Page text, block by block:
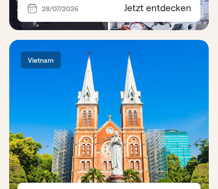
28/07/2026 Jetzt entdecken
Vietnam